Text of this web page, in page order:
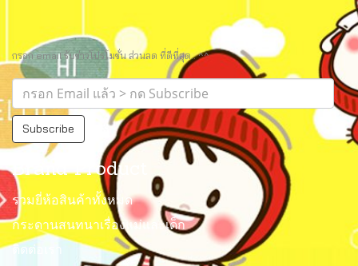
กรอก email รับข่าวโปรโมชั่น ส่วนลด ที่ดีที่สุด.. ^^
Subscribe
Brand Product
รวมยี่ห้อสินค้าทั้งหมด
กระดานสนทนาเรื่องแม่และเด็ก
ติดต่อเรา